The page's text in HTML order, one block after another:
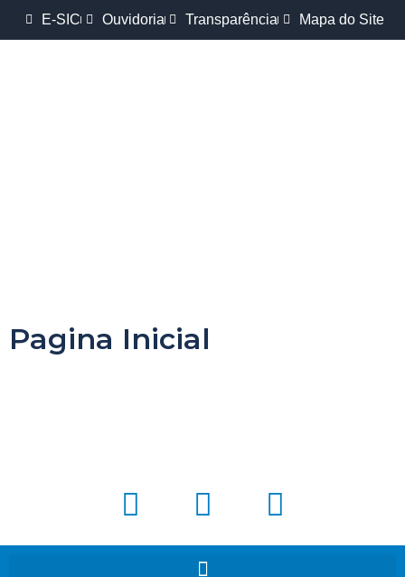
E-SIC Ouvidoria Transparência Mapa do Site
Pagina Inicial